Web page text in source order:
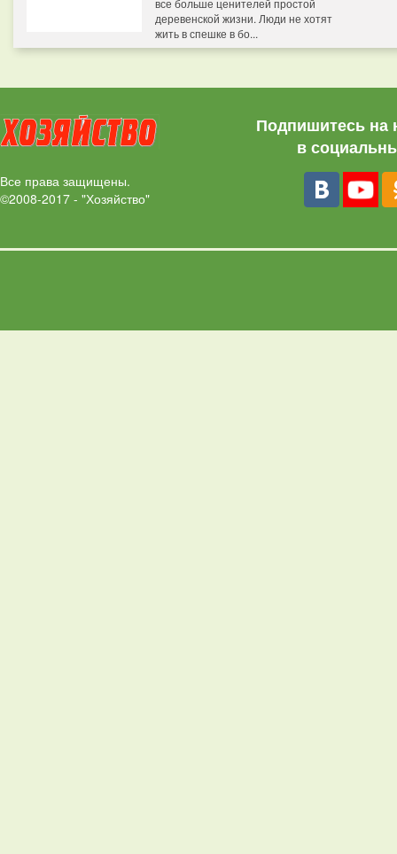
все больше ценителей простой
деревенской жизни. Люди не хотят
жить в спешке в бо...
Все права защищены.
©2008-2017 - "Хозяйство"
Подпишитесь на
в